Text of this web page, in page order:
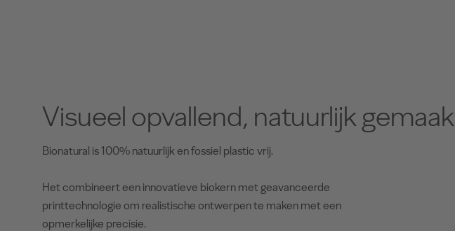
Visueel opvallend, natuurlijk gemaak
Bionatural is 100% natuurlijk en fossiel plastic vrij.
Het combineert een innovatieve biokern met geavanceerde
printtechnologie om realistische ontwerpen te maken met een
opmerkelijke precisie.